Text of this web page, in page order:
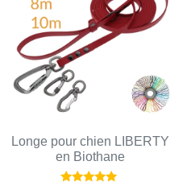
Longe pour chien LIBERTY
en Biothane